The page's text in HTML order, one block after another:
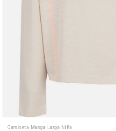
Camiseta Manga Larga Niña